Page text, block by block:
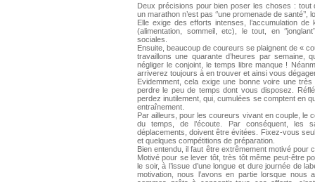
Deux précisions pour bien poser les choses : tout
un marathon n’est pas ‘’une promenade de santé’’,
Elle exige des efforts intenses, l’accumulation
(alimentation, sommeil, etc), le tout, en
sociales.
Ensuite, beaucoup de coureurs se plaignent de «
travaillons une quarante d’heures par semaine,
négliger le conjoint, le temps libre manque !
arriverez toujours à en trouver et ainsi vous
Evidemment, cela exige une bonne voire une
perdre le peu de temps dont vous disposez.
perdez inutilement, qui, cumulées se comptent en
entraînement.
Par ailleurs, pour les coureurs vivant en couple, le
du temps, de l’écoute. Par conséquent, les
déplacements, doivent être évitées. Fixez-vous
et quelques compétitions de préparation.
Bien entendu, il faut être extrêmement motivé
Motivé pour se lever tôt, très tôt même peut-être
le soir, à l’issue d’une longue et dure journée de
motivation, nous l’avons en partie lorsque